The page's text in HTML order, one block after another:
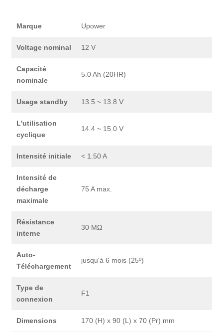
Marque Upower
Voltage nominal 12 V
Capacité
nominale
5.0 Ah (20HR)
Usage standby 13.5 ~ 13.8 V
L'utilisation
cyclique
14.4 ~ 15.0 V
Intensité initiale < 1.50 A
Intensité de
décharge
maximale
75 A max.
Résistance
interne
30 MΩ
Auto-
Téléchargement
jusqu'à 6 mois (25º)
Type de
connexion
F1
Dimensions 170 (H) x 90 (L) x 70 (Pr) mm